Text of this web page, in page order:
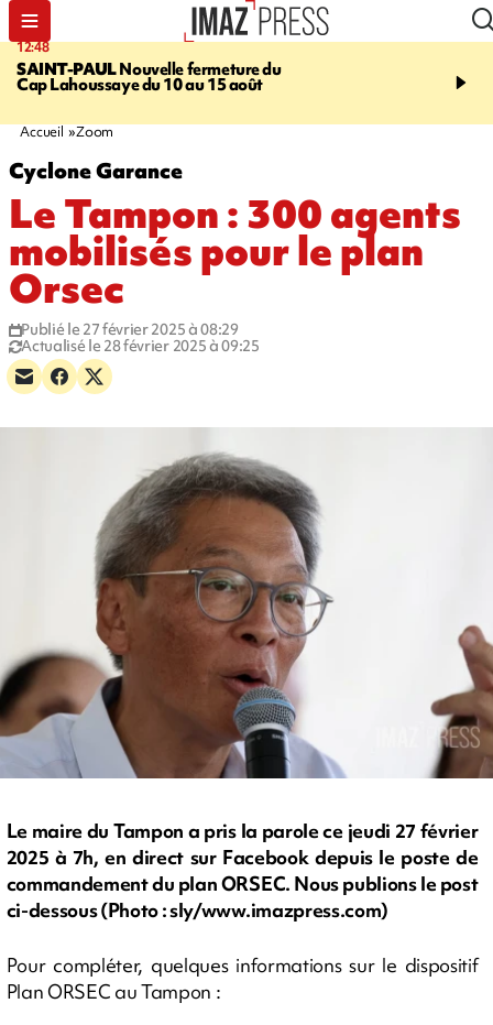
12:48
SAINT-PAULNouvelle fermeture du
Cap Lahoussaye du 10 au 15 août
14:23
massif de migrants, la
Accueil Zoom
Cyclone Garance
Le Tampon : 300 agents
mobilisés pour le plan
Orsec
Publié le 27 février 2025 à 08:29
Actualisé le 28 février 2025 à 09:25
Le maire du Tampon a pris la parole ce jeudi 27 février
2025 à 7h, en direct sur Facebook depuis le poste de
commandement du plan ORSEC. Nous publions le post
ci-dessous (Photo : sly/www.imazpress.com)
Pour compléter, quelques informations sur le dispositif
Plan ORSEC au Tampon :